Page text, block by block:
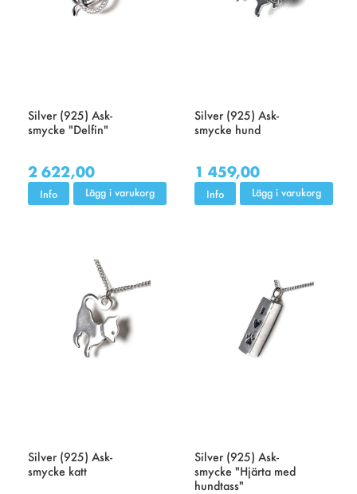
Silver (925) Ask-
smycke "Delfin"
2 622,00
Info Lägg i varukorg
Silver (925) Ask-
smycke hund
1 459,00
Info Lägg i varukorg
Silver (925) Ask-
smycke katt
Silver (925) Ask-
smycke "Hjärta med
hundtass"